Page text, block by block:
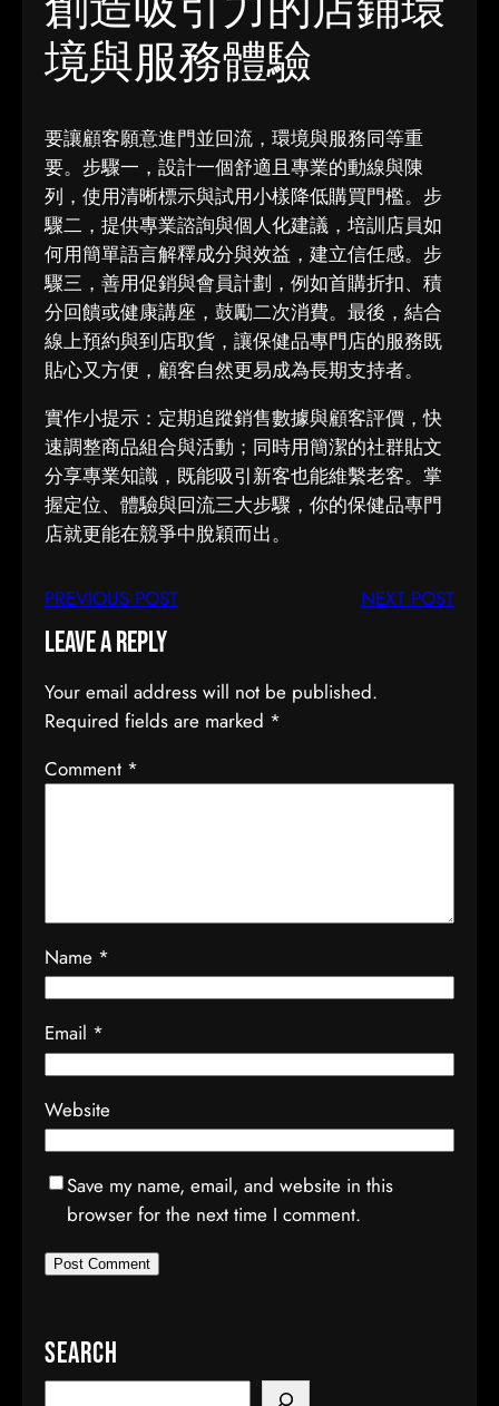
境與服務體驗
要讓顧客願意進門並回流，環境與服務同等重
要。步驟一，設計一個舒適且專業的動線與陳
列，使用清晰標示與試用小樣降低購買門檻。步
驟二，提供專業諮詢與個人化建議，培訓店員如
何用簡單語言解釋成分與效益，建立信任感。步
驟三，善用促銷與會員計劃，例如首購折扣、積
分回饋或健康講座，鼓勵二次消費。最後，結合
線上預約與到店取貨，讓保健品專門店的服務既
貼心又方便，顧客自然更易成為長期支持者。
實作小提示：定期追蹤銷售數據與顧客評價，快
速調整商品組合與活動；同時用簡潔的社群貼文
分享專業知識，既能吸引新客也能維繫老客。掌
握定位、體驗與回流三大步驟，你的保健品專門
店就更能在競爭中脫穎而出。
PREVIOUS POST NEXT POST
Leave a Reply
Your email address will not be published.
Required fields are marked *
Comment *
Name *
Email *
Website
Save my name, email, and website in this
browser for the next time I comment.
Search